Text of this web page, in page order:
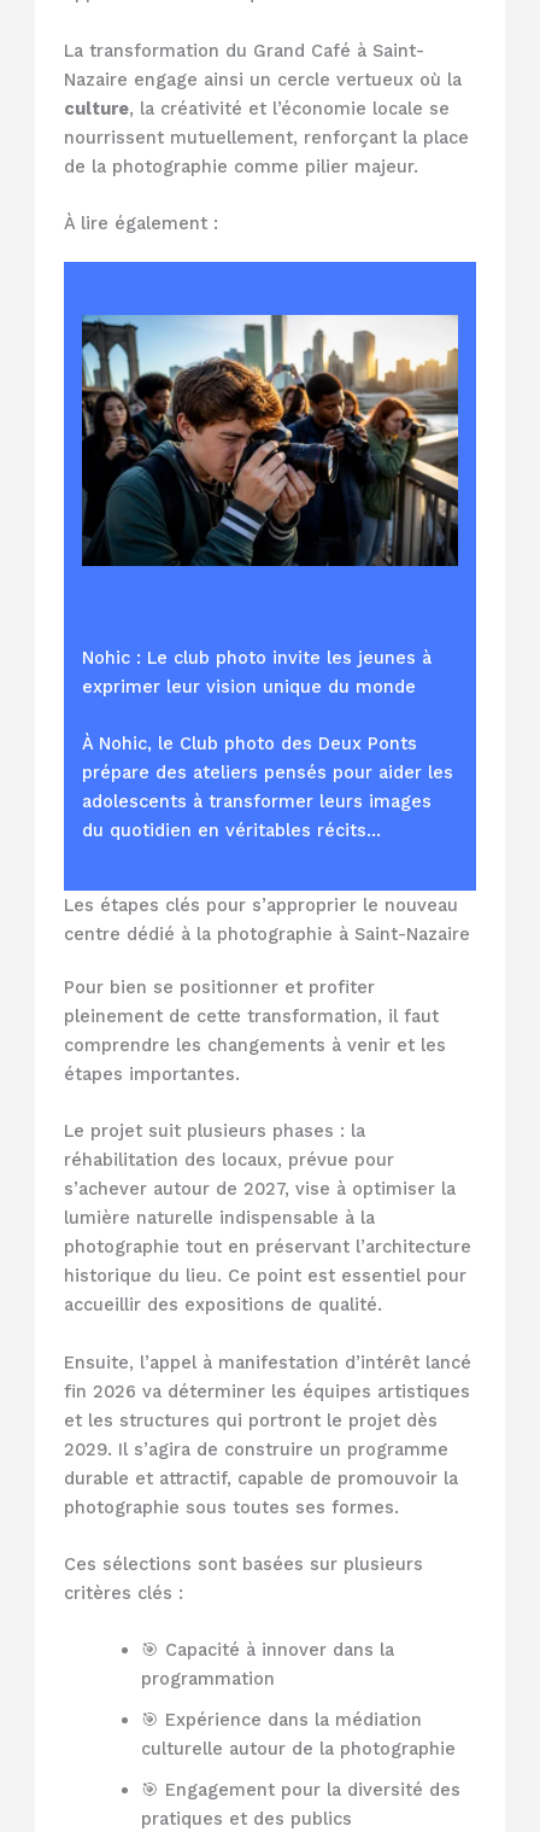
La transformation du Grand Café à Saint-
Nazaire engage ainsi un cercle vertueux où la
culture, la créativité et l’économie locale se
nourrissent mutuellement, renforçant la place
de la photographie comme pilier majeur.
À lire également :
Nohic : Le club photo invite les jeunes à
exprimer leur vision unique du monde
À Nohic, le Club photo des Deux Ponts
prépare des ateliers pensés pour aider les
adolescents à transformer leurs images
du quotidien en véritables récits…
Les étapes clés pour s’approprier le nouveau
centre dédié à la photographie à Saint-Nazaire
Pour bien se positionner et profiter
pleinement de cette transformation, il faut
comprendre les changements à venir et les
étapes importantes.
Le projet suit plusieurs phases : la
réhabilitation des locaux, prévue pour
s’achever autour de 2027, vise à optimiser la
lumière naturelle indispensable à la
photographie tout en préservant l’architecture
historique du lieu. Ce point est essentiel pour
accueillir des expositions de qualité.
Ensuite, l’appel à manifestation d’intérêt lancé
fin 2026 va déterminer les équipes artistiques
et les structures qui portront le projet dès
2029. Il s’agira de construire un programme
durable et attractif, capable de promouvoir la
photographie sous toutes ses formes.
Ces sélections sont basées sur plusieurs
critères clés :
🎯 Capacité à innover dans la
programmation
🎯 Expérience dans la médiation
culturelle autour de la photographie
🎯 Engagement pour la diversité des
pratiques et des publics